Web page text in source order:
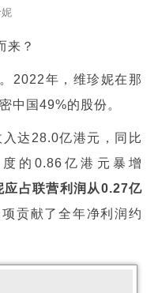
妮
来？
2022年，维珍妮在那
中国49%的股份。
达28.0亿港元，同比
的0.86亿港元暴增
应占联营利润从0.27亿
贡献了全年净利润约